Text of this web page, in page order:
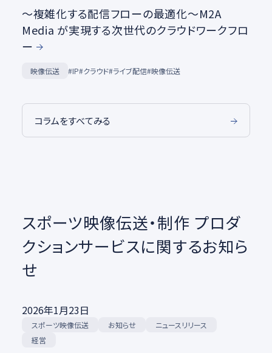
～複雑化する配信フローの最適化～M2A
Media が実現する次世代のクラウドワークフロ
ー
映像伝送 #IP#クラウド#ライブ配信#映像伝送
コラムをすべてみる
スポーツ映像伝送・制作 プロダ
クションサービスに関するお知ら
せ
2026年1月23日
スポーツ映像伝送 お知らせ ニュースリリース
経営